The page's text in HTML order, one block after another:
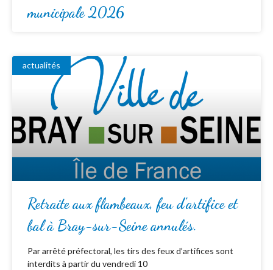
municipale 2026
actualités
Retraite aux flambeaux, feu d’artifice et
bal à Bray-sur-Seine annulés.
Par arrêté préfectoral, les tirs des feux d’artifices sont
interdits à partir du vendredi 10